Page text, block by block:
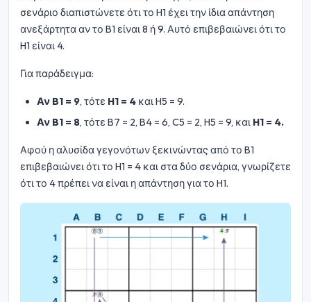
σενάριο διαπιστώνετε ότι το H1 έχει την ίδια απάντηση
ανεξάρτητα αν το B1 είναι 8 ή 9. Αυτό επιβεβαιώνει ότι το
H1 είναι 4.
Για παράδειγμα:
Αν B1 = 9, τότε H1 = 4 και H5 = 9.
Αν B1 = 8, τότε B7 = 2, B4 = 6, C5 = 2, H5 = 9, και H1 = 4.
Αφού η αλυσίδα γεγονότων ξεκινώντας από το B1
επιβεβαιώνει ότι το H1 = 4 και στα δύο σενάρια, γνωρίζετε
ότι το 4 πρέπει να είναι η απάντηση για το H1.